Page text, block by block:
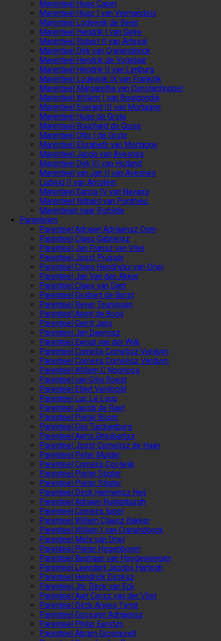
Marenteel Hugo Capet
Marenteel Hugo I van Vermandois
Marenteel Lodewijk de Beier
Marenteel Hendrik I van Gelre
Marenteel Robert II van Artesië
Marenteel Dirk van Cranendonck
Marenteel Hendrik de Vogelaar
Marenteel Hendrik II van Limburg
Marenteel Lodewijk IX van Frankrijk
Marenteel Margaretha van Constantinopel
Marenteel Willem I van Bourgondië
Marenteel Everard III van Mortagne
Marenteel Hugo de Grote
Marenteel Bouchard de Guise
Marenteel Otto I de Grote
Marenteel Elisabeth van Mortagne
Marenteel Jacob van Avesnes
Marenteel Dirk III van Holland
Marenteel van Jan II van Avesnes
Ludwig II van Arnstein
Marenteel Garcia IV van Navarra
Marenteel Nithard van Ponthieu
Marentelen naar Richilde
Parentelen
Parenteel Adriaen Adriaensz Oom
Parenteel Claes Gabrielsz
Parenteel Jan Fransz van Vliet
Parenteel Joost Pruijser
Parenteel Claes Hendrickx van Driel
Parenteel Jan Van den Akker
Parenteel Claes van Dam
Parenteel Gysbert de Borst
Parenteel Reyer Teunissen
Parenteel Aernt de Booij
Parenteel Gerrit Jans
Parenteel Jan Daemisz
Parenteel Ewout van der Wilk
Parenteel Cornelis Cornelisz Verduyn
Parenteel Cornelis Cornelisz Verduyn
Parenteel Willem C Noorloos
Parenteel van Gilis Roest
Parenteel Ellert Verdoold
Parenteel Luc Le Loup
Parenteel Jacob de Raet
Parenteel Pieter Boom
Parenteel Gijs Turckenburg
Parenteel Aerts Ghijsbertsz
Parenteel Joost Cornelisz de Haan
Parenteel Peter Mulder
Parenteel Cornelis Coolwijk
Parenteel Pieter Stigter
Parenteel Pieter Stigter
Parenteel Dirck Hermensz Heij
Parenteel Adriaen Ruijtenburgh
Parenteel Cornelis Ippel
Parenteel Willem Claasz Bakker
Parenteel Willem I van Cranendonck
Parenteel Mels van Driel
Parenteel Pieter Hogenboom
Parenteel Bastiaan van Hoogeweegen
Parenteel Leendert Jacobs Hartogh
Parenteel Hendrick Dircksz
Parenteel Jhr. Dirck van Eck
Parenteel Aart Corsz van der Vlist
Parenteel Dirck Ariens Twigt
Parenteel Goossen Adriaensz
Parenteel Philip Eerstzn
Parenteel Abram Groenevelt